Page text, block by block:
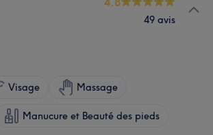
49 avis
Visage Massage
Manucure et Beauté des pieds